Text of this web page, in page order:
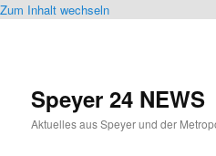
Zum Inhalt wechseln
Speyer 24 NEWS
Aktuelles aus Speyer und der